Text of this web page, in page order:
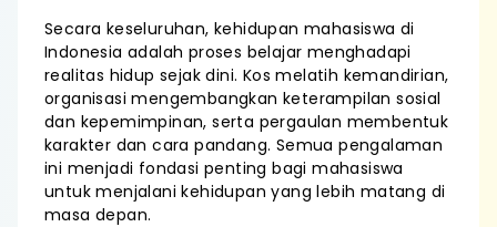
Secara keseluruhan, kehidupan mahasiswa di
Indonesia adalah proses belajar menghadapi
realitas hidup sejak dini. Kos melatih kemandirian,
organisasi mengembangkan keterampilan sosial
dan kepemimpinan, serta pergaulan membentuk
karakter dan cara pandang. Semua pengalaman
ini menjadi fondasi penting bagi mahasiswa
untuk menjalani kehidupan yang lebih matang di
masa depan.